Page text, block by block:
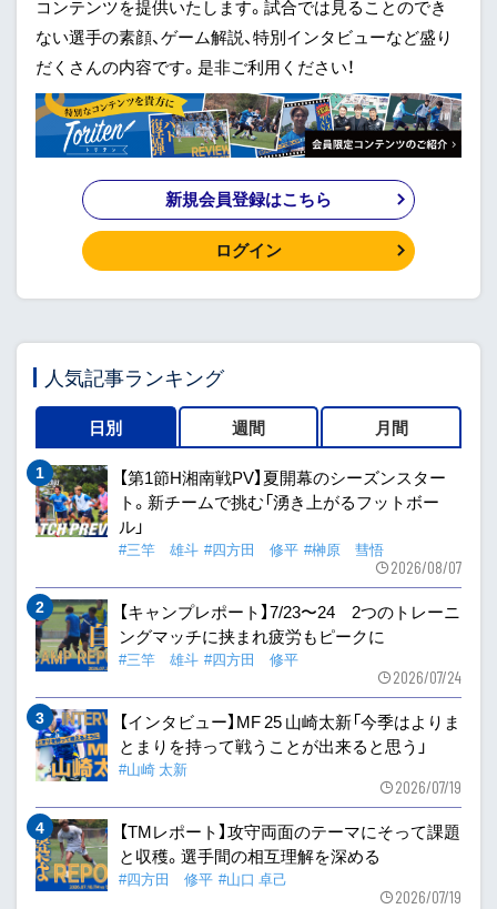
コンテンツを提供いたします。試合では見ることのでき
ない選手の素顔、ゲーム解説、特別インタビューなど盛り
だくさんの内容です。是非ご利用ください！
新規会員登録はこちら
ログイン
人気記事ランキング
日別 週間 月間
【第1節H湘南戦PV】夏開幕のシーズンスター
ト。新チームで挑む「湧き上がるフットボー
ル」
#三竿 雄斗 #四方田 修平 #榊原 彗悟
2026/08/07
【キャンプレポート】7/23〜24 2つのトレーニ
ングマッチに挟まれ疲労もピークに
#三竿 雄斗 #四方田 修平
2026/07/24
【インタビュー】MF 25 山崎太新「今季はよりま
とまりを持って戦うことが出来ると思う」
#山崎 太新
2026/07/19
【TMレポート】攻守両面のテーマにそって課題
と収穫。選手間の相互理解を深める
#四方田 修平 #山口 卓己
2026/07/19